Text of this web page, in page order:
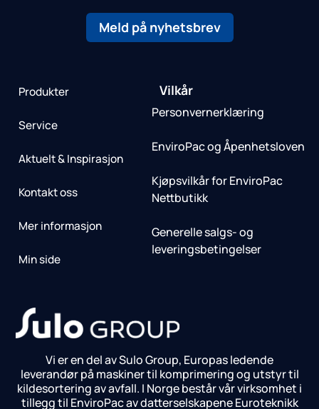
Meld på nyhetsbrev
Produkter
Service
Aktuelt & Inspirasjon
Kontakt oss
Mer informasjon
Min side
Vilkår
Personvernerklæring
EnviroPac og Åpenhetsloven
Kjøpsvilkår for EnviroPac
Nettbutikk
Generelle salgs- og
leveringsbetingelser
Vi er en del av Sulo Group, Europas ledende
leverandør på maskiner til komprimering og utstyr til
kildesortering av avfall. I Norge består vår virksomhet i
tillegg til EnviroPac av datterselskapene Euroteknikk